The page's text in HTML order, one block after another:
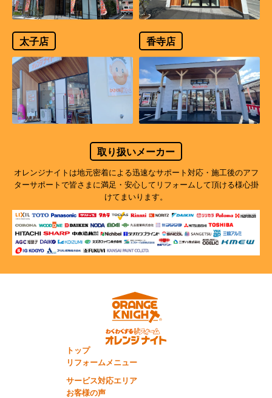
太子店 香寺店
取り扱いメーカー
オレンジナイトは地元密着による迅速なサポート対応・施工後のアフ
ターサポートで皆さまに満足・安心してリフォームして頂ける様心掛
けてまいります。
トップ
リフォームメニュー
サービス対応エリア
お客様の声